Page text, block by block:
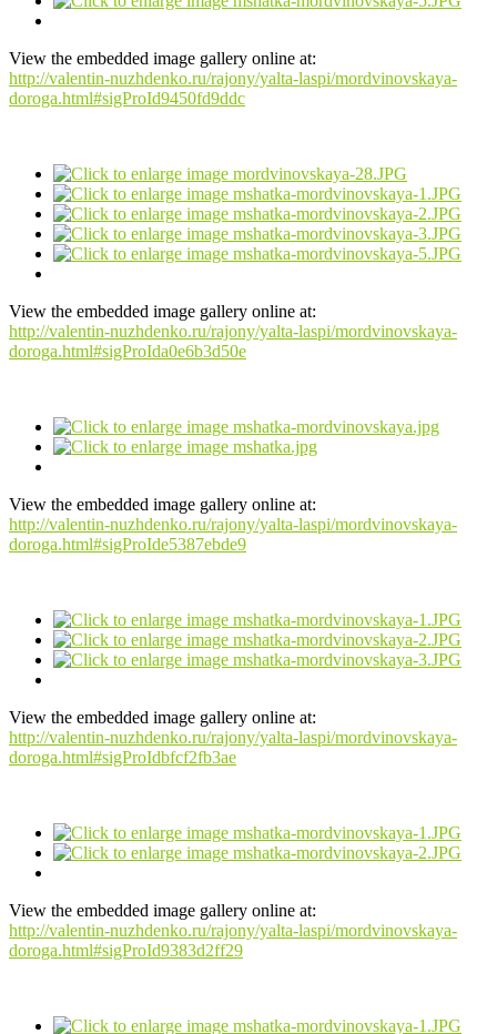
View the embedded image gallery online at:
http://valentin-nuzhdenko.ru/rajony/yalta-laspi/mordvinovskaya-
doroga.html#sigProId9450fd9ddc
View the embedded image gallery online at:
http://valentin-nuzhdenko.ru/rajony/yalta-laspi/mordvinovskaya-
doroga.html#sigProIda0e6b3d50e
View the embedded image gallery online at:
http://valentin-nuzhdenko.ru/rajony/yalta-laspi/mordvinovskaya-
doroga.html#sigProIde5387ebde9
View the embedded image gallery online at:
http://valentin-nuzhdenko.ru/rajony/yalta-laspi/mordvinovskaya-
doroga.html#sigProIdbfcf2fb3ae
View the embedded image gallery online at:
http://valentin-nuzhdenko.ru/rajony/yalta-laspi/mordvinovskaya-
doroga.html#sigProId9383d2ff29